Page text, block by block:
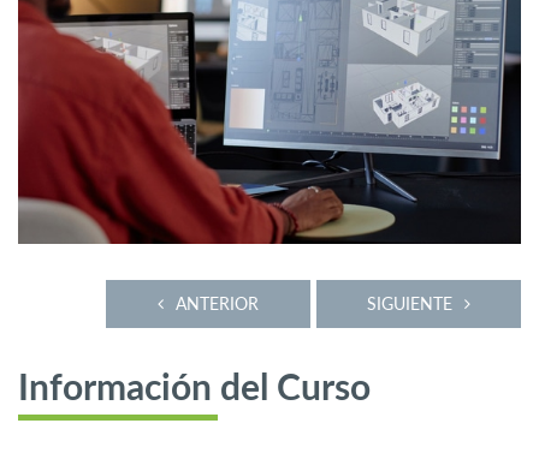
SIGUIENTE
ANTERIOR
Información del Curso